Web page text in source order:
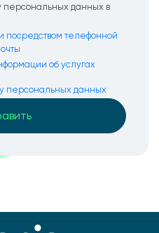
персональных данных в
посредством телефонной
об услугах
персональных данных